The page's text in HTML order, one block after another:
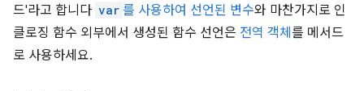
드'라고 합니다 var 를 사용하여 선언된 변수와 마찬가지로 인
클로징 함수 외부에서 생성된 함수 선언은 전역 객체 를 메서드
로 사용하세요.